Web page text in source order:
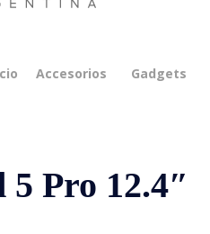
Accesorios Gadgets
Pro 12.4″